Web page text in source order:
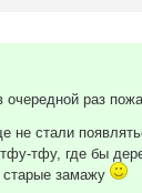
очередной раз
стали
тфу, где бы
замажу